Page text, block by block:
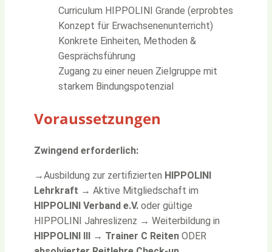
Curriculum HIPPOLINI Grande (erprobtes
Konzept für Erwachsenenunterricht)
Konkrete Einheiten, Methoden &
Gesprächsführung
Zugang zu einer neuen Zielgruppe mit
starkem Bindungspotenzial
Voraussetzungen
Zwingend erforderlich:
→Ausbildung zur zertifizierten HIPPOLINI
Lehrkraft → Aktive Mitgliedschaft im
HIPPOLINI Verband e.V. oder gültige
HIPPOLINI Jahreslizenz → Weiterbildung in
HIPPOLINI III → Trainer C Reiten ODER